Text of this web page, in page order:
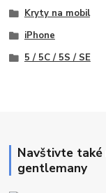
Kryty na mobil
iPhone
5 / 5C / 5S / SE
Navštivte
gentlemany